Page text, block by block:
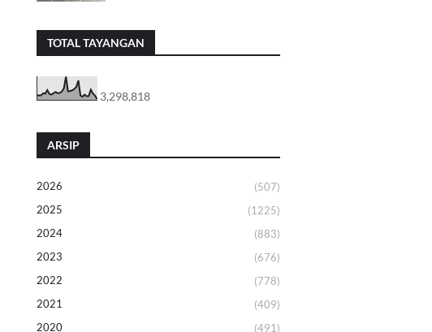
TOTAL TAYANGAN
3,298,818
ARSIP
2026
(507)
2025
(1225)
2024
(883)
2023
(676)
2022
(778)
2021
(409)
2020
(491)